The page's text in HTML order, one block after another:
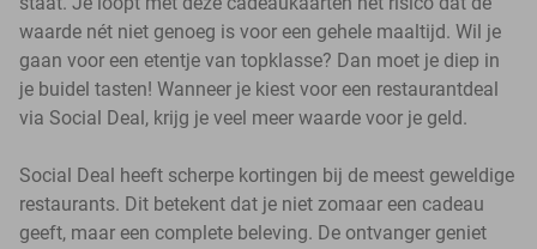
waarde nét niet genoeg is voor een gehele maaltijd. Wil je
gaan voor een etentje van topklasse? Dan moet je diep in
je buidel tasten! Wanneer je kiest voor een restaurantdeal
via Social Deal, krijg je veel meer waarde voor je geld.
Social Deal heeft scherpe kortingen bij de meest geweldige
restaurants. Dit betekent dat je niet zomaar een cadeau
geeft, maar een complete beleving. De ontvanger geniet